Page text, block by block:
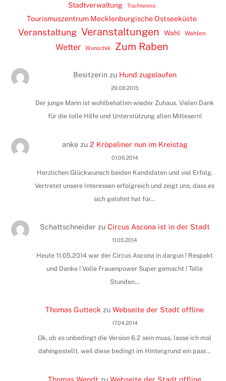
Stadtverwaltung Tischtennis
Tourismuszentrum Mecklenburgische Ostseeküste
Veranstaltung Veranstaltungen Wahl Wahlen
Wetter Wunschik Zum Raben
Besitzerinzu Hund zugelaufen
29.08.2015
Der junge Mann ist wohlbehalten wieder Zuhaus. Vielen Dank
für die tolle Hilfe und Unterstützung allen Mitlesern!
ankezu 2 Kröpeliner nun im Kreistag
01.06.2014
Herzlichen Glückwunsch beiden Kandidaten und viel Erfolg.
Vertretet unsere Interessen erfolgreich und zeigt uns, dass es
sich gelohnt hat für…
Schattschneider zu Circus Ascona ist in der Stadt
11.05.2014
Heute 11.05.2014 war der Circus Ascona in dargun ! Respekt
und Danke ! Volle Frauenpower Super gemacht ! Tolle
Stunden…
Thomas Gutteck zuWebseite der Stadt offline
17.04.2014
Ok, ob es unbedingt die Version 6.2 sein muss, lasse ich mal
dahingestellt, weil diese bedingt im Hintergrund ein paar…
Thomas Wendt zuWebseite der Stadt offline